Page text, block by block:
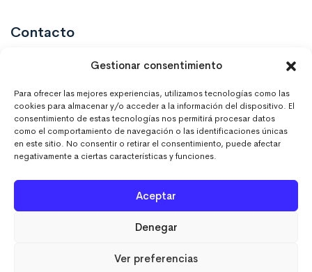
Gestionar consentimiento
Para ofrecer las mejores experiencias, utilizamos tecnologías como las
cookies para almacenar y/o acceder a la información del dispositivo. El
consentimiento de estas tecnologías nos permitirá procesar datos
como el comportamiento de navegación o las identificaciones únicas
en este sitio. No consentir o retirar el consentimiento, puede afectar
negativamente a ciertas características y funciones.
Aceptar
Denegar
Ver preferencias
Contacto
Mas Vinilos Elche, Alicante
637 671 470
info@masvinilos.es
reservados.